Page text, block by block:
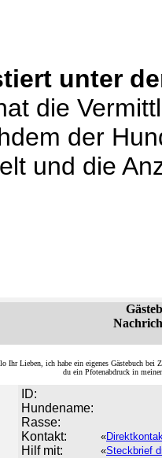
unter
die
der
und die
Ihr Lieben, ich habe ein eigenes Gästebuch bei
du ein Pfotenabdruck in
ID:
Hundename:
Rasse:
Kontakt:
«
Hilf mit: «Steckbrief